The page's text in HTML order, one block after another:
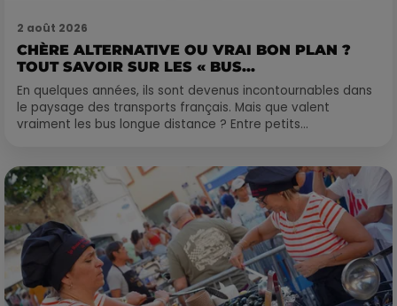
2 août 2026
CHÈRE ALTERNATIVE OU VRAI BON PLAN ?
TOUT SAVOIR SUR LES « BUS...
En quelques années, ils sont devenus incontournables dans
le paysage des transports français. Mais que valent
vraiment les bus longue distance ? Entre petits...